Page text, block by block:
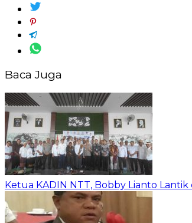
Baca Juga
Ketua KADIN NTT, Bobby Lianto